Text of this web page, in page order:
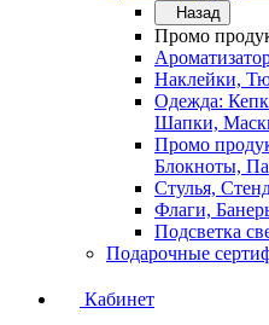
Назад
Промо
Наклейки,
Одежда:
Шапки,
Промо
Блокноты,
Стулья,
Флаги,
Подсветка
Подарочные
Кабинет